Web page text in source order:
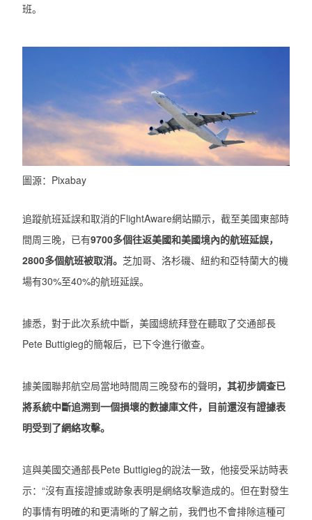
班。
圖源：Pixabay
追蹤航班延誤和取消的FlightAware網站顯示，截至美國東部時
間周三晚，已有9700多個往返美國和美國境內的航班延誤，
2800多個航班被取消。 芝加哥、洛杉磯、紐約和亞特蘭大的機
場有30%至40%的航班延誤。
據悉，對于此次系統中斷，美國總統拜登在聽取了交通部長
Pete Buttigieg的簡報后，已下令進行徹查。
據美國聯邦航空局當地時間周三晚發布的聲明，其初步調查已
將系統中斷追溯到一個損壞的數據庫文件，目前還沒有證據表
明受到了網絡攻擊。
這與美國交通部長Pete Buttigieg的說法一致，他接受采訪時表
示：“沒有直接證據或跡象表明是網絡攻擊造成的。但在對發生
的事情有明確的和更清晰的了解之前，我們也不會排除這種可